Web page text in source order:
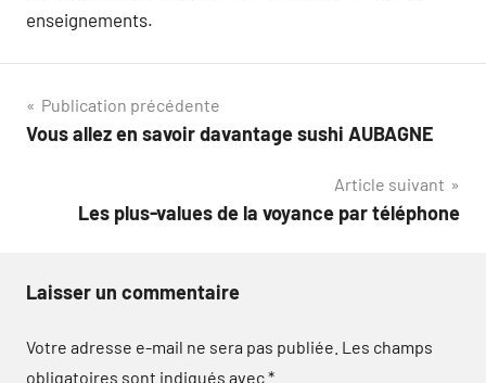
enseignements.
Navigation
de
Publication précédente
Vous allez en savoir davantage sushi AUBAGNE
Article suivant
Les plus-values de la voyance par téléphone
Laisser un commentaire
Votre adresse e-mail ne sera pas publiée. Les champs
obligatoires sont indiqués avec*